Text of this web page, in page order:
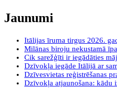
Jaunumi
Itālijas īruma tirgus 2026.
Milānas biroju nekustamā
Cik sarežģīti ir iegādāties
Dzīvokļa iegāde Itālijā ar
Dzīvesvietas reģistrēšanas
Dzīvokļa atjaunošana: kādu